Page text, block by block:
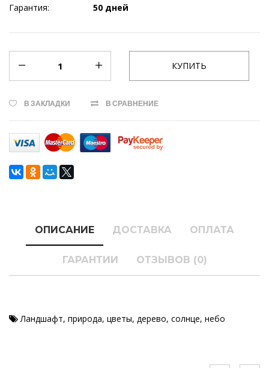
Гарантия:
50 дней
В ЗАКЛАДКИ В СРАВНЕНИЕ
ОПИСАНИЕ ДОСТАВКА ОПЛАТА
ГАРАНТИИ ОТЗЫВОВ (0)
Ландшафт, природа, цветы, дерево, солнце, небо